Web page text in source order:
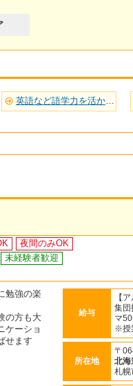
英語など語学力を活かせる(1)
夜間のみOK
未経験者歓迎
勉強の楽
の方も大
ケーショ
せます
給与
【
集団
マ50
※授
所在地
〒
北海
札幌